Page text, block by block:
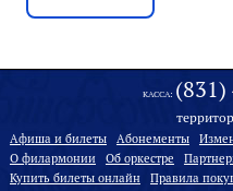
КАССА:
Афиша и билеты Абонементы
О филармонии
Oб оркестре
Купить билеты онлайн
Правила